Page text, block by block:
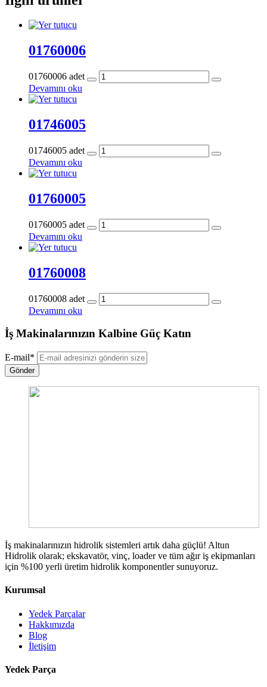
01760006
01760006 adet
Devamını oku
01746005
01746005 adet
Devamını oku
01760005
01760005 adet
Devamını oku
01760008
01760008 adet
Devamını oku
İş Makinalarınızın Kalbine Güç Katın
E-mail*
Gönder
İş makinalarınızın hidrolik sistemleri artık daha güçlü! Altun
Hidrolik olarak; ekskavatör, vinç, loader ve tüm ağır iş ekipmanları
için %100 yerli üretim hidrolik komponentler sunuyoruz.
Kurumsal
Yedek Parçalar
Hakkımızda
Blog
İletişim
Yedek Parça